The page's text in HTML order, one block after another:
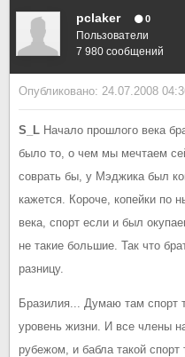
pclaker 0
Пользователи
7 980 сообщений
Опубликовано: 24.07.2008
S_L Начало прошлого века
было то, о чем мы мечтаем
соврать бы, у Мэджика был
кажется. Короче, копейки по
века, спорт если и был
не такие большие. Так что
разницу.
Бразилия... Думаю там
уровень жизни. И все члены
рубежом, и бабла такой